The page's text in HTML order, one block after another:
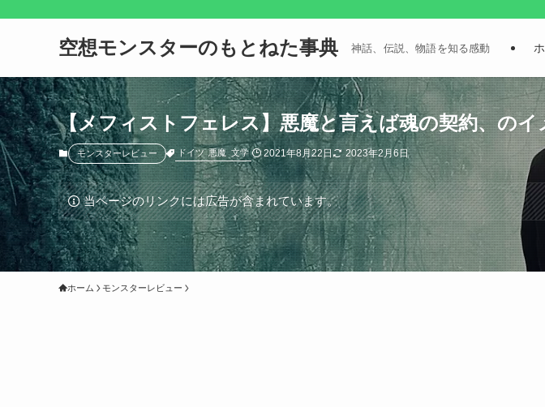
空想モンスターのもとねた事典 神話、伝説、物語を知る感動
【メフィストフェレス】悪魔と言えば魂の契約、の
モンスターレビュー ドイツ 悪魔 文学 2021年8月22日 2023年2月6日
当ページのリンクには広告が含まれています。
ホーム モンスターレビュー